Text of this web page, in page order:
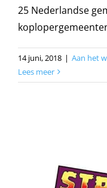
25 Nederlandse
14 juni, 2018 | Aan het
Lees meer